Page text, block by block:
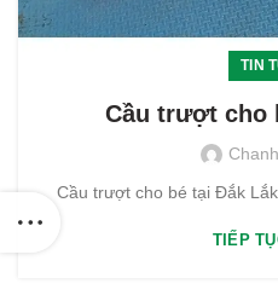
TIN
Cầu trượt cho
Cầu trượt cho bé tại Đắk Lắk
TIẾP